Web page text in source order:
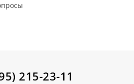
215-23-11